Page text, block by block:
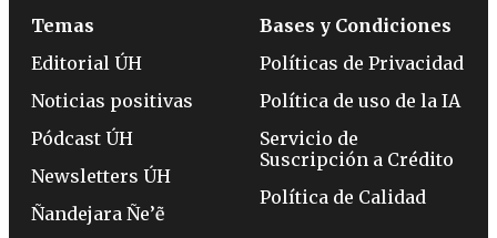
Temas
Editorial ÚH
Noticias positivas
Pódcast ÚH
Newsletters ÚH
Ñandejara Ñe’ẽ
Bases y Condiciones
Políticas de Privacidad
Política de uso de la IA
Servicio de
Suscripción a Crédito
Política de Calidad